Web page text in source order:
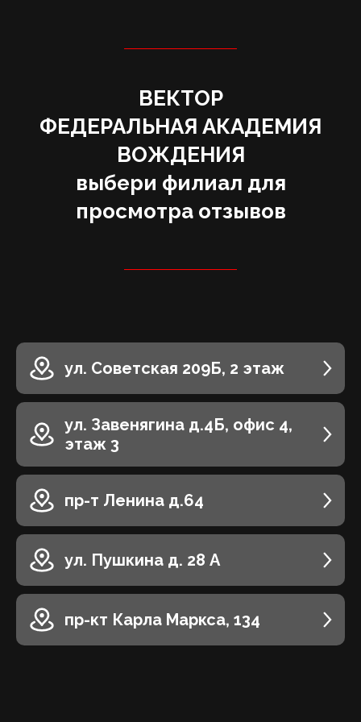
ВЕКТОР
‌ФЕДЕРАЛЬНАЯ АКАДЕМИЯ
ВОЖДЕНИЯ
выбери филиал для
просмотра отзывов
ул. Советская 209Б, 2 этаж
ул. Завенягина д.4Б, офис 4,
этаж 3
пр-т Ленина д.64
ул. Пушкина д. 28 А
пр-кт Карла Маркса, 134